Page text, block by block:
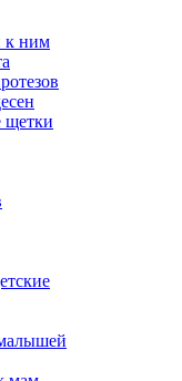
к ним
щетки